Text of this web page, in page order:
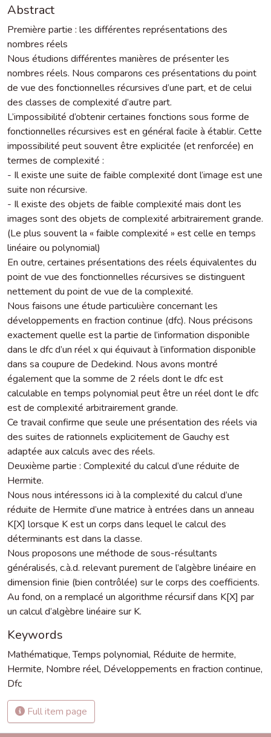
Abstract
Première partie : les différentes représentations des
nombres réels
Nous étudions différentes manières de présenter les
nombres réels. Nous comparons ces présentations du point
de vue des fonctionnelles récursives d’une part, et de celui
des classes de complexité d’autre part.
L’impossibilité d’obtenir certaines fonctions sous forme de
fonctionnelles récursives est en général facile à établir. Cette
impossibilité peut souvent être explicitée (et renforcée) en
termes de complexité :
- Il existe une suite de faible complexité dont l’image est une
suite non récursive.
- Il existe des objets de faible complexité mais dont les
images sont des objets de complexité arbitrairement grande.
(Le plus souvent la « faible complexité » est celle en temps
linéaire ou polynomial)
En outre, certaines présentations des réels équivalentes du
point de vue des fonctionnelles récursives se distinguent
nettement du point de vue de la complexité.
Nous faisons une étude particulière concernant les
développements en fraction continue (dfc). Nous précisons
exactement quelle est la partie de l’information disponible
dans le dfc d’un réel x qui équivaut à l’information disponible
dans sa coupure de Dedekind. Nous avons montré
également que la somme de 2 réels dont le dfc est
calculable en temps polynomial peut être un réel dont le dfc
est de complexité arbitrairement grande.
Ce travail confirme que seule une présentation des réels via
des suites de rationnels explicitement de Gauchy est
adaptée aux calculs avec des réels.
Deuxième partie : Complexité du calcul d’une réduite de
Hermite.
Nous nous intéressons ici à la complexité du calcul d’une
réduite de Hermite d’une matrice à entrées dans un anneau
K[X] lorsque K est un corps dans lequel le calcul des
déterminants est dans la classe.
Nous proposons une méthode de sous-résultants
généralisés, c.à.d. relevant purement de l’algèbre linéaire en
dimension finie (bien contrôlée) sur le corps des coefficients.
Au fond, on a remplacé un algorithme récursif dans K[X] par
un calcul d’algèbre linéaire sur K.
Keywords
Mathématique,Temps polynomial, Réduite de hermite,
Hermite, Nombre réel, Développements en fraction continue,
Dfc
Full item page